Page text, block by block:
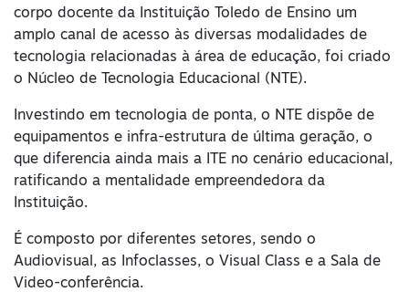
corpo docente da Instituição Toledo de Ensino um
amplo canal de acesso às diversas modalidades de
tecnologia relacionadas à área de educação, foi criado
o Núcleo de Tecnologia Educacional (NTE).
Investindo em tecnologia de ponta, o NTE dispõe de
equipamentos e infra-estrutura de última geração, o
que diferencia ainda mais a ITE no cenário educacional,
ratificando a mentalidade empreendedora da
Instituição.
É composto por diferentes setores, sendo o
Audiovisual, as Infoclasses, o Visual Class e a Sala de
Video-conferência.